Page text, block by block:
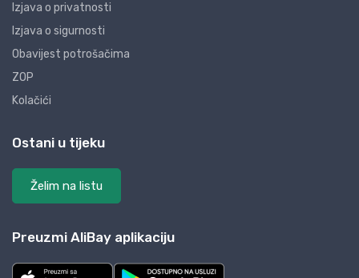
Izjava o privatnosti
Izjava o sigurnosti
Obavijest potrošačima
ZOP
Kolačići
Ostani u tijeku
Želim na listu
Preuzmi AliBay aplikaciju